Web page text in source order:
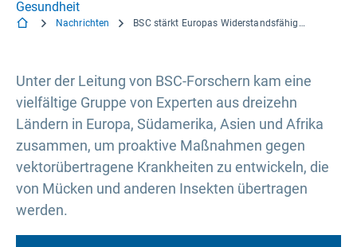
Nachrichten BSC stärkt Europas Widerstandsfähigkeit gegen neu auftretende Infektionskrankheiten durch Partnerschaften zum Wissensaustausch in endemischen Ländern
Unter der Leitung von BSC-Forschern kam eine
vielfältige Gruppe von Experten aus dreizehn
Ländern in Europa, Südamerika, Asien und Afrika
zusammen, um proaktive Maßnahmen gegen
vektorübertragene Krankheiten zu entwickeln, die
von Mücken und anderen Insekten übertragen
werden.